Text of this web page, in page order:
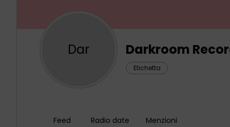
Dar Darkroom
Etichetta
Feed Radio date Menzioni